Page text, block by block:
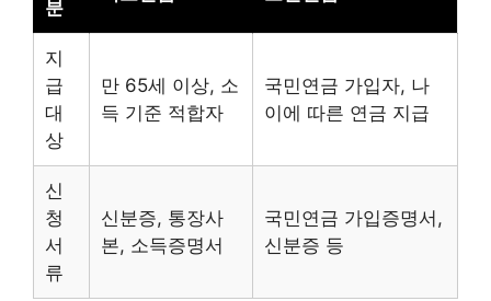
분
지
급
대
상
만 65세 이상, 소
득 기준 적합자
국민연금 가입자, 나
이에 따른 연금 지급
신
청
서
류
신분증, 통장사
본, 소득증명서
국민연금 가입증명서,
신분증 등